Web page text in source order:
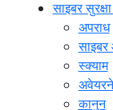
साइबर सुरक्षा
अपराध
स्क्याम
कानुन